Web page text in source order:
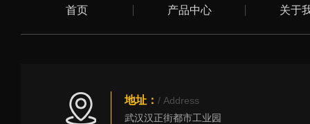
首页 产品中心 关于
地址： / Address
武汉汉正街都市工业园